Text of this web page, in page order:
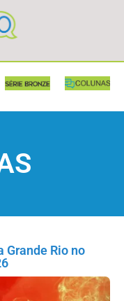
Grande Rio no